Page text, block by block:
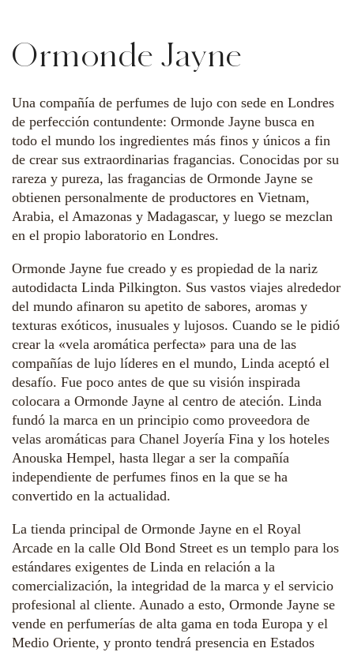
Ormonde Jayne
Una compañía de perfumes de lujo con sede en Londres
de perfección contundente: Ormonde Jayne busca en
todo el mundo los ingredientes más finos y únicos a fin
de crear sus extraordinarias fragancias. Conocidas por su
rareza y pureza, las fragancias de Ormonde Jayne se
obtienen personalmente de productores en Vietnam,
Arabia, el Amazonas y Madagascar, y luego se mezclan
en el propio laboratorio en Londres.
Ormonde Jayne fue creado y es propiedad de la nariz
autodidacta Linda Pilkington. Sus vastos viajes alrededor
del mundo afinaron su apetito de sabores, aromas y
texturas exóticos, inusuales y lujosos. Cuando se le pidió
crear la «vela aromática perfecta» para una de las
compañías de lujo líderes en el mundo, Linda aceptó el
desafío. Fue poco antes de que su visión inspirada
colocara a Ormonde Jayne al centro de ateción. Linda
fundó la marca en un principio como proveedora de
velas aromáticas para Chanel Joyería Fina y los hoteles
Anouska Hempel, hasta llegar a ser la compañía
independiente de perfumes finos en la que se ha
convertido en la actualidad.
La tienda principal de Ormonde Jayne en el Royal
Arcade en la calle Old Bond Street es un templo para los
estándares exigentes de Linda en relación a la
comercialización, la integridad de la marca y el servicio
profesional al cliente. Aunado a esto, Ormonde Jayne se
vende en perfumerías de alta gama en toda Europa y el
Medio Oriente, y pronto tendrá presencia en Estados